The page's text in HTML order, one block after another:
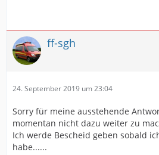
ff-sgh
24. September 2019 um 23:04
Sorry für meine ausstehende
momentan nicht dazu weiter zu
Ich werde Bescheid geben sobald
habe......